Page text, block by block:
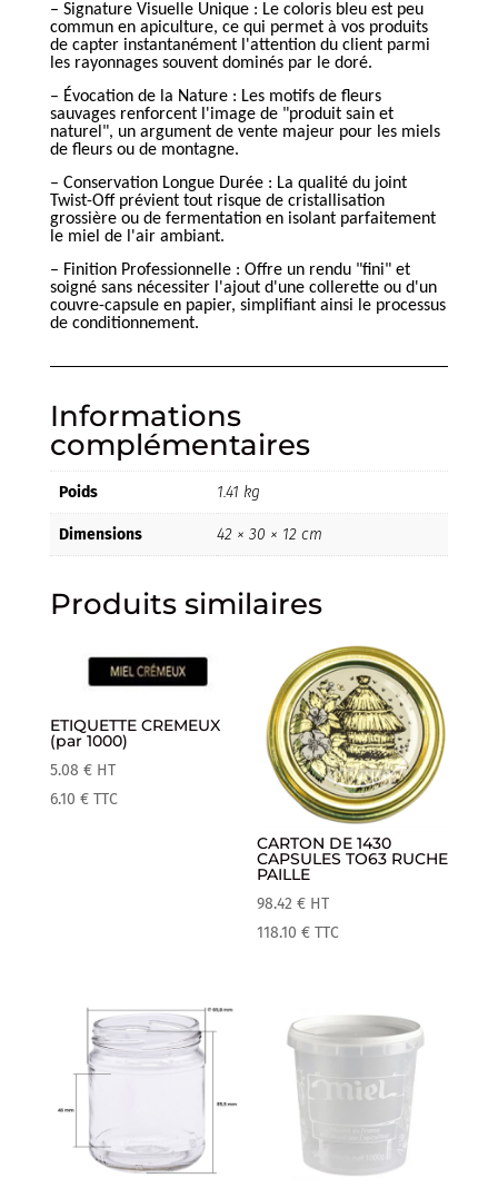
– Signature Visuelle Unique : Le coloris bleu est peu
commun en apiculture, ce qui permet à vos produits
de capter instantanément l'attention du client parmi
les rayonnages souvent dominés par le doré.
– Évocation de la Nature : Les motifs de fleurs
sauvages renforcent l'image de "produit sain et
naturel", un argument de vente majeur pour les miels
de fleurs ou de montagne.
– Conservation Longue Durée : La qualité du joint
Twist-Off prévient tout risque de cristallisation
grossière ou de fermentation en isolant parfaitement
le miel de l'air ambiant.
– Finition Professionnelle : Offre un rendu "fini" et
soigné sans nécessiter l'ajout d'une collerette ou d'un
couvre-capsule en papier, simplifiant ainsi le processus
de conditionnement.
Informations
complémentaires
Poids 1.41 kg
Dimensions 42 × 30 × 12 cm
Produits similaires
ETIQUETTE CREMEUX
(par 1000)
5.08 € HT
6.10 € TTC
CARTON DE 1430
CAPSULES TO63 RUCHE
PAILLE
98.42€ HT
118.10€ TTC